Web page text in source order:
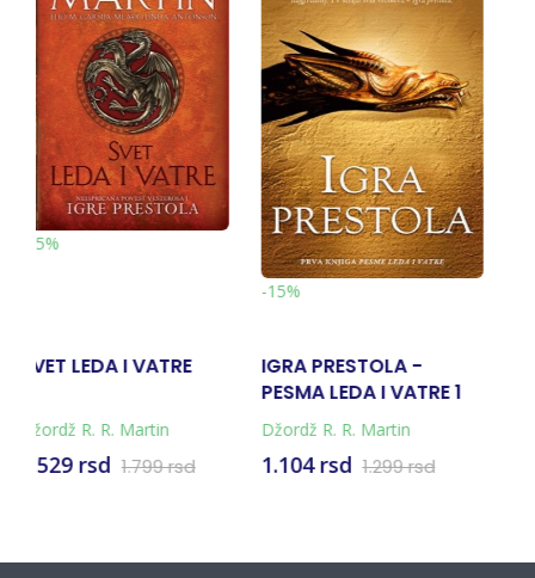
PRESTOLA -
R. R. Martin
rsd 1.299 rsd
GOZBA ZA VRANE 1 -
PESMA LEDA I VATRE 4
Džordž R. R. Martin
849 rsd 999 rsd
PRVI: